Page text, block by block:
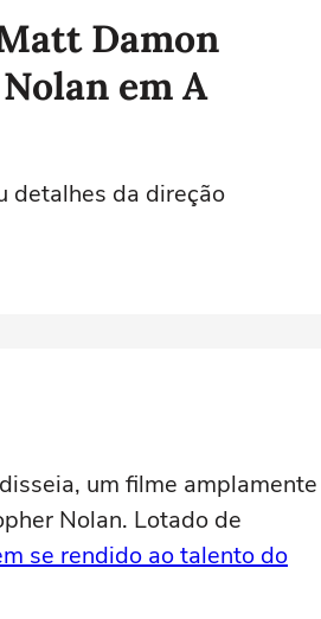
Damon
em A
detalhes da direção
, um filme amplamente
Nolan. Lotado de
se rendido ao talento do